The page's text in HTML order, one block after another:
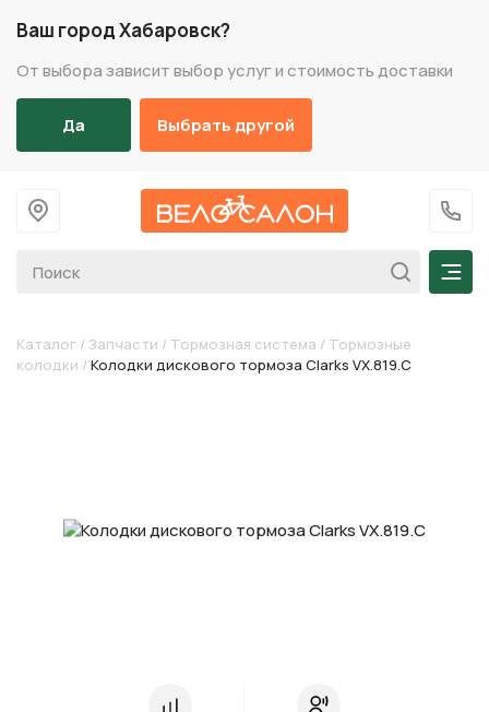
Ваш город Хабаровск?
От выбора зависит выбор услуг и стоимость доставки
Да Выбрать другой
На главную
+7
Каталог / Запчасти / Тормозная система / Тормозные
колодки / Колодки дискового тормоза Clarks VX.819.C